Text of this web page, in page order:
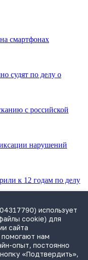
смартфонах
судят по делу о
с российской
нарушений
к 12 годам по делу
Момотова
о товарном знаке
использует
cookie) для
сайта
нам
опыт, постоянно
«Подтвердить»,